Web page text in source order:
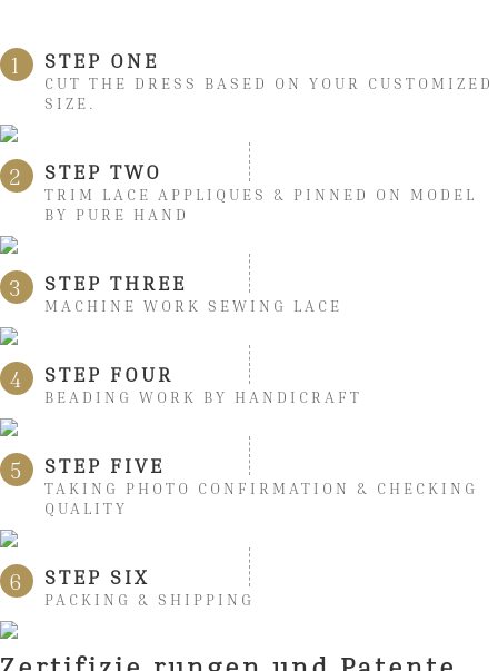
1 STEP ONE
CUT THE DRESS BASED ON YOUR CUSTOMIZED
SIZE.
2 STEP TWO
TRIM LACE APPLIQUES & PINNED ON MODEL
BY PURE HAND
3 STEP THREE
MACHINE WORK SEWING LACE
4 STEP FOUR
BEADING WORK BY HANDICRAFT
5 STEP FIVE
TAKING PHOTO CONFIRMATION & CHECKING
QUALITY
6 STEP SIX
PACKING & SHIPPING